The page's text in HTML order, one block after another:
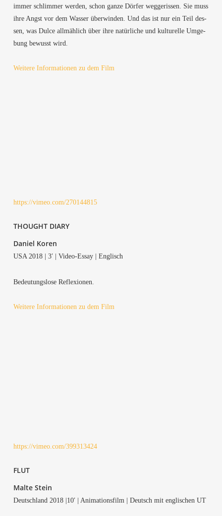
immer schlim­mer wer­den, schon gan­ze Dör­fer weg­ge­ris­sen. Sie muss
ihre Angst vor dem Was­ser über­win­den. Und das ist nur ein Teil des­
sen, was Dul­ce all­mäh­lich über ihre natür­li­che und kul­tu­rel­le Umge­
bung bewusst wird.
Wei­te­re Infor­ma­tio­nen zu dem Film
https://vimeo.com/270144815
THOUGHT DIA­RY
Dani­el Koren
USA 2018 | 3′ | Video-Essay | Englisch
Bedeu­tungs­lo­se Reflexionen.
Wei­te­re Infor­ma­tio­nen zu dem Film
https://vimeo.com/399313424
FLUT
Mal­te Stein
Deutsch­land 2018 |10′ | Ani­ma­ti­ons­film | Deutsch mit eng­li­schen UT